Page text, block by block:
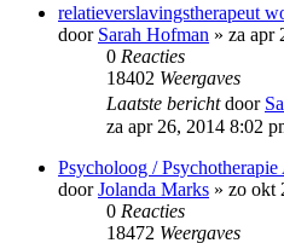
relatieverslavingstherapeut
door Sarah Hofman » za apr
0 Reacties
18402 Weergaves
Laatste berichtdoor
za apr 26, 2014 8:02
Psycholoog / Psychotherapie
doorJolanda Marks » zo okt
0 Reacties
18472 Weergaves